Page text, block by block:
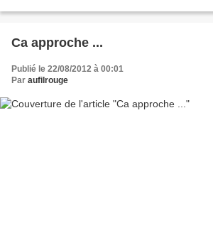
Ca approche ...
Publié le 22/08/2012 à 00:01
Par aufilrouge